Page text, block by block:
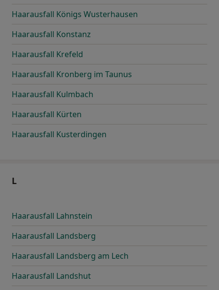
Haarausfall Königs Wusterhausen
Haarausfall Konstanz
Haarausfall Krefeld
Haarausfall Kronberg im Taunus
Haarausfall Kulmbach
Haarausfall Kürten
Haarausfall Kusterdingen
L
Haarausfall Lahnstein
Haarausfall Landsberg
Haarausfall Landsberg am Lech
Haarausfall Landshut